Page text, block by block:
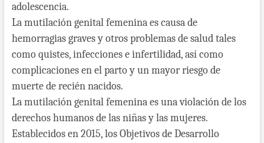
adolescencia.
La mutilación genital femenina es causa de
hemorragias graves y otros problemas de salud tales
como quistes, infecciones e infertilidad, así como
complicaciones en el parto y un mayor riesgo de
muerte de recién nacidos.
La mutilación genital femenina es una violación de los
derechos humanos de las niñas y las mujeres.
Establecidos en 2015, los Objetivos de Desarrollo